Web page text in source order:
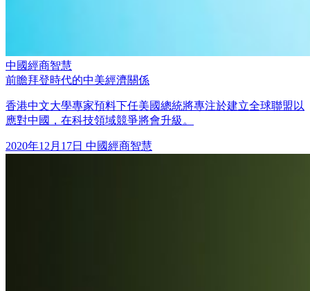
中國經商智慧
前瞻拜登時代的中美經濟關係
香港中文大學專家預料下任美國總統將專注於建立全球聯盟以
應對中國，在科技領域競爭將會升級。
2020年12月17日 中國經商智慧